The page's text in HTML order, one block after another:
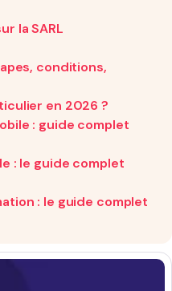
la SARL
conditions,
en 2026 ?
: guide complet
: le guide complet
: le guide complet